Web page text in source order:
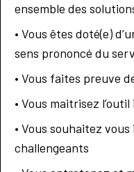
ensemble des
• Vous êtes doté(e)
sens prononcé du
• Vous faites preuve
• Vous maitrisez
• Vous souhaitez
challengeants